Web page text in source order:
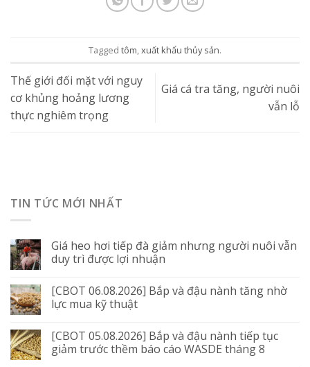
Tagged tôm,xuất khẩu thủy sản.
Thế giới đối mặt với nguy
cơ khủng hoảng lương
thực nghiêm trọng
Giá cá tra tăng, người nuôi
vẫn lỗ
TIN TỨC MỚI NHẤT
Giá heo hơi tiếp đà giảm nhưng người nuôi vẫn
duy trì được lợi nhuận
[CBOT 06.08.2026] Bắp và đậu nành tăng nhờ
lực mua kỹ thuật
[CBOT 05.08.2026] Bắp và đậu nành tiếp tục
giảm trước thềm báo cáo WASDE tháng 8